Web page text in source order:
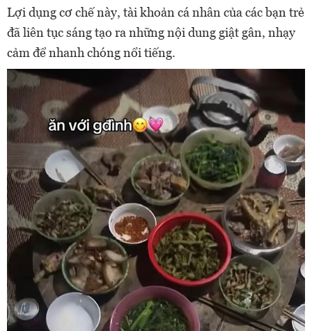
Lợi dụng cơ chế này, tài khoản cá nhân của các bạn trẻ
đã liên tục sáng tạo ra những nội dung giật gân, nhạy
cảm để nhanh chóng nổi tiếng.